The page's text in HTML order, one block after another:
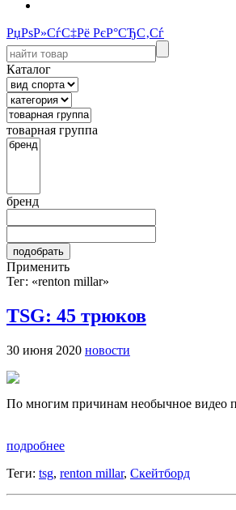
РџРѕР»СѓС‡Рё РєР°СЂС‚Сѓ
Каталог
товарная группа
бренд
Применить
Тег: «renton millar»
TSG: 45 трюков
30 июня 2020 новости
По многим причинам необычное видео
подробнее
Теги: tsg, renton millar, Скейтборд